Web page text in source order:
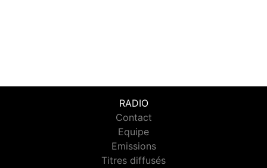
RADIO
Contact
Equipe
Emissions
Titres diffusés